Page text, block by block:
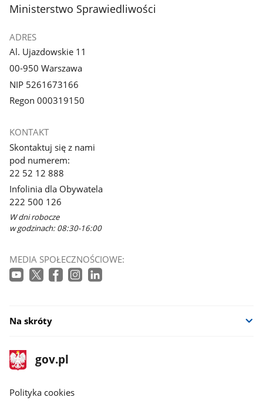
stopka
Ministerstwo Sprawiedliwości
ADRES
Al. Ujazdowskie 11
00-950 Warszawa
NIP 5261673166
Regon 000319150
KONTAKT
Skontaktuj się z nami
pod numerem:
22 52 12 888
Infolinia dla Obywatela
222 500 126
W dni robocze
w godzinach: 08:30-16:00
MEDIA SPOŁECZNOŚCIOWE:
Na skróty
stopka
gov.pl
Strona
gov.pl
gov.pl
Polityka cookies